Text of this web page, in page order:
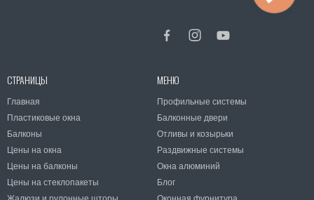
СТРАНИЦЫ
Главная
Пластиковые окна
Балконы
Цены на окна
Цены на балконы
Цены на стеклопакеты
МЕНЮ
Профильные системы
Балконные двери
Отливы и козырьки
Раздвижные системы
Окна алюминий
Блог